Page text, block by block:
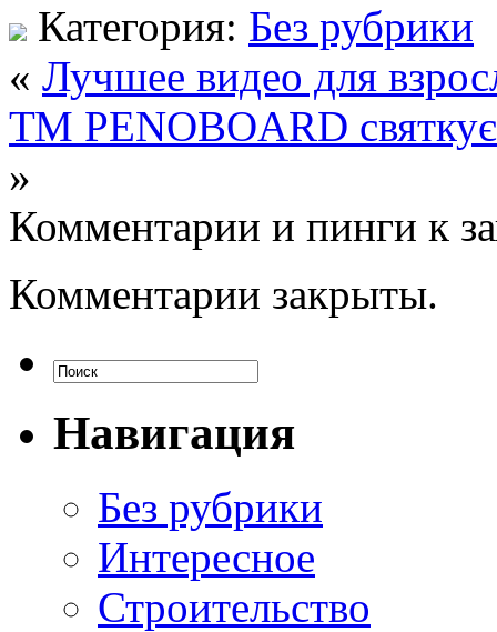
Категория: Без рубрики
« Лучшее видео для
ТМ PENOBOARD
»
Комментарии и пинги к
Комментарии закрыты.
Навигация
Без рубрики
Интересное
Строительство